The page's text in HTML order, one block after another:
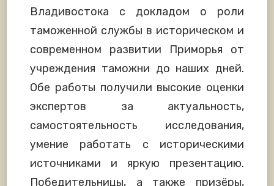
Владивостока с докладом о роли
таможенной службы в историческом и
современном развитии Приморья от
учреждения таможни до наших дней.
Обе работы получили высокие оценки
экспертов за актуальность,
самостоятельность исследования,
умение работать с историческими
источниками и яркую презентацию.
Победительницы, а также призёры,